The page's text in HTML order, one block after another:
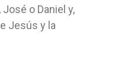
o Daniel y,
Jesús y la